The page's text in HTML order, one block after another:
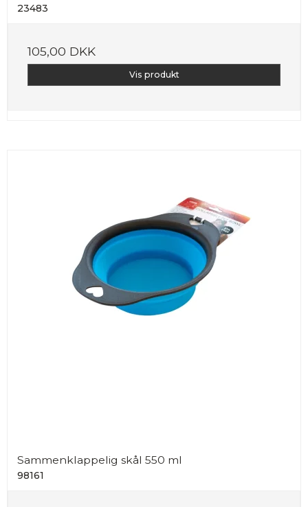
23483
105,00 DKK
Vis produkt
Sammenklappelig skål 550 ml
98161